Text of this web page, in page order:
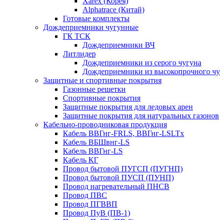
Alphatrace (Китай)
Готовые комплекты
Дождеприемники чугунные
ГК ТСК
Дождеприемники ВЧ
Литлидер
Дождеприемники из серого чугуна
Дождеприемники из высокопрочного
Защитные и спортивные покрытия
Газонные решетки
Спортивные покрытия
Защитные покрытия для ледовых арен
Защитные покрытия для натуральных газонов
Кабельно-проводниковая продукция
Кабель ВВГнг-FRLS, ВВГнг-LSLTx
Кабель ВБШвнг-LS
Кабель ВВГнг-LS
Кабель КГ
Провод бытовой ПУГСП (ПУГНП)
Провод бытовой ПУСП (ПУНП)
Провод нагревательный ПНСВ
Провод ПВС
Провод ПГВВП
Провод ПуВ (ПВ-1)